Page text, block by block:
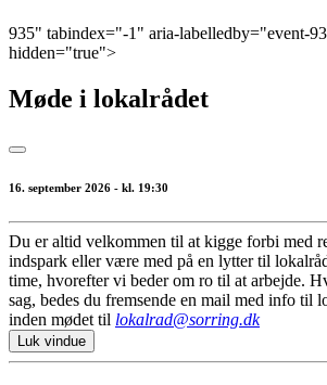
935" tabindex="-1" aria-labelledby="event-
hidden="true">
Møde i lokalrådet
16. september 2026 - kl. 19:30
Du er altid velkommen til at kigge forbi med
indspark eller være med på en lytter til
time, hvorefter vi beder om ro til at arbejde.
sag, bedes du fremsende en mail med info til
inden mødet til lokalrad@sorring.dk
Luk vindue